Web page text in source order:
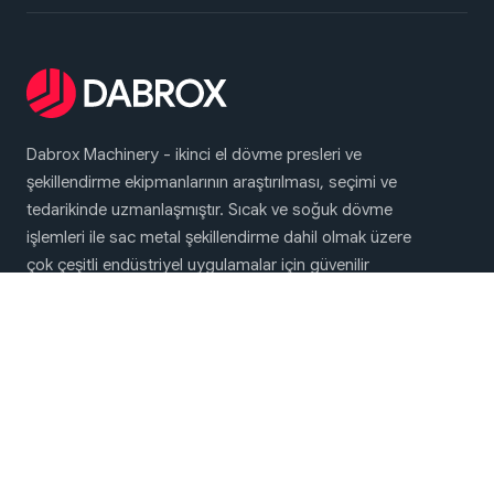
Dabrox Machinery - ikinci el dövme presleri ve
şekillendirme ekipmanlarının araştırılması, seçimi ve
tedarikinde uzmanlaşmıştır. Sıcak ve soğuk dövme
işlemleri ile sac metal şekillendirme dahil olmak üzere
çok çeşitli endüstriyel uygulamalar için güvenilir